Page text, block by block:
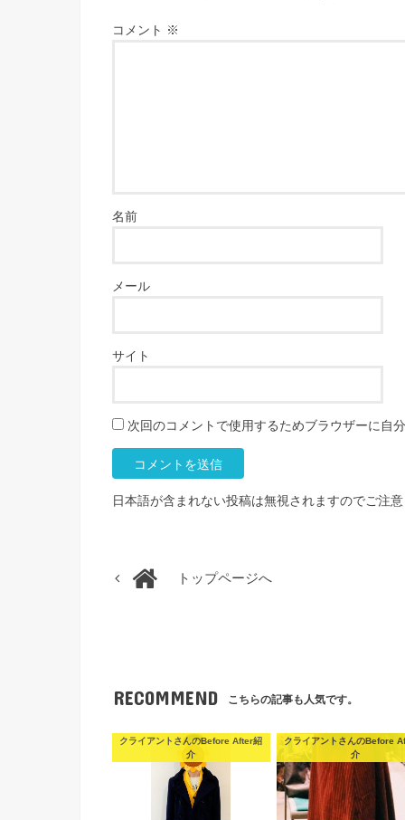
コメント ※
名前
メール
サイト
次回のコメントで使用するためブラウザーに自
日本語が含まれない投稿は無視されますのでご注
トップページへ
RECOMMEND こちらの記事も人気です。
クライアントさんのBefore After紹
介
クライアントさんのBefore
介